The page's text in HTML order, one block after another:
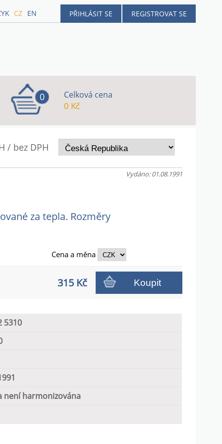
PŘIHLÁSIT SE REGISTROVAT SE
CZ EN
0 Celková cena
0 Kč
/ bez DPH
Vydáno: 01.08.1991
za tepla. Rozměry
Cena a měna
315 Kč Koupit
5310
není harmonizována